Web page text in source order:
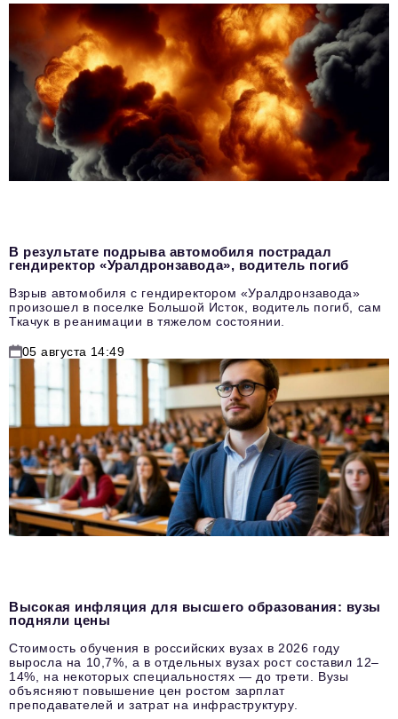
В результате подрыва автомобиля пострадал
гендиректор «Уралдронзавода», водитель погиб
Взрыв автомобиля с гендиректором «Уралдронзавода»
произошел в поселке Большой Исток, водитель погиб, сам
Ткачук в реанимации в тяжелом состоянии.
05 августа 14:49
Высокая инфляция для высшего образования: вузы
подняли цены
Стоимость обучения в российских вузах в 2026 году
выросла на 10,7%, а в отдельных вузах рост составил 12–
14%, на некоторых специальностях — до трети. Вузы
объясняют повышение цен ростом зарплат
преподавателей и затрат на инфраструктуру.